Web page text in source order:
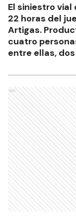
El siniestro
22 horas del
Artigas.
cuatro
entre ellas,
Ads